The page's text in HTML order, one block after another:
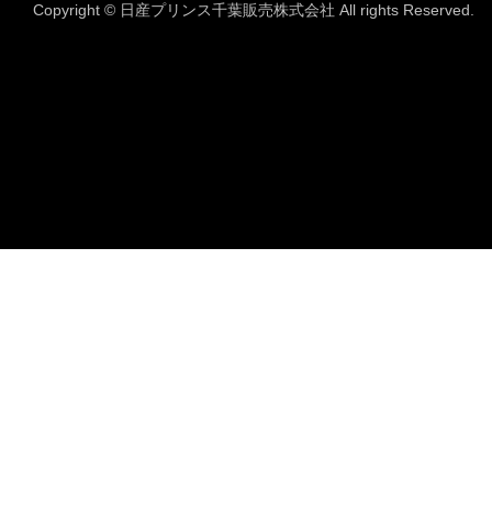
Copyright © 日産プリンス千葉販売株式会社 All rights Reserved.